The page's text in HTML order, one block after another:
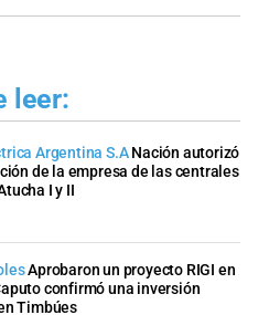
leer:
Argentina S.A Nación autorizó
de la empresa de las centrales
I y II
Aprobaron un proyecto RIGI en
confirmó una inversión
Timbúes